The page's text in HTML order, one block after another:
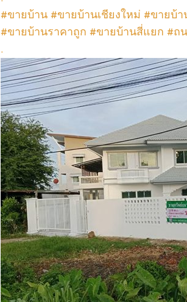
#ขายบ้าน #ขายบ้านเชียงใหม่ #ขายบ้
#ขายบ้านราคาถูก #ขายบ้านสี่แยก #ถ
.